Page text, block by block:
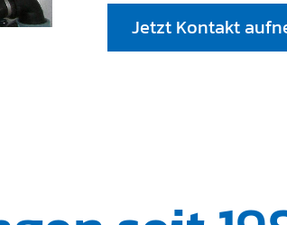
Jetzt Kontakt